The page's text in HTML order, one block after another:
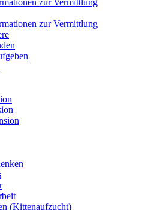
zur Vermittlung
(Kittenaufzucht)